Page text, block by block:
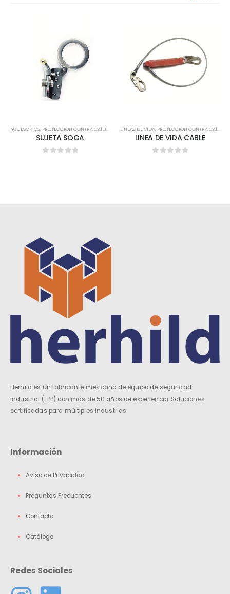
ACCESORIOS, PROTECCIÓN CONTRA CAÍDAS
SUJETA SOGA
LÍNEAS DE VIDA, PROTECCIÓN CONTRA CAÍDAS
LINEA DE VIDA CABLE
Herhild es un fabricante mexicano de equipo de seguridad
industrial (EPP) con más de 50 años de experiencia. Soluciones
certificadas para múltiples industrias.
Información
Aviso de Privacidad
Preguntas Frecuentes
Contacto
Catálogo
Redes Sociales